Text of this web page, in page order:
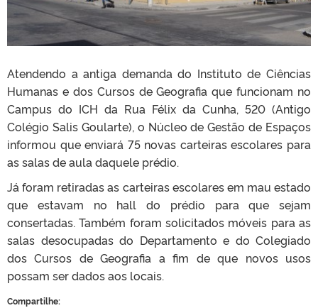
Atendendo a antiga demanda do Instituto de Ciências
Humanas e dos Cursos de Geografia que funcionam no
Campus do ICH da Rua Félix da Cunha, 520 (Antigo
Colégio Salis Goularte), o Núcleo de Gestão de Espaços
informou que enviará 75 novas carteiras escolares para
as salas de aula daquele prédio.
Já foram retiradas as carteiras escolares em mau estado
que estavam no hall do prédio para que sejam
consertadas. Também foram solicitados móveis para as
salas desocupadas do Departamento e do Colegiado
dos Cursos de Geografia a fim de que novos usos
possam ser dados aos locais.
Compartilhe: